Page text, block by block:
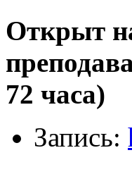
Открыт
72 часа)
Запись: